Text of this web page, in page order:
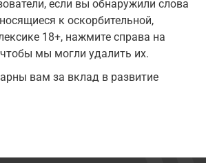
если вы обнаружили слова
к оскорбительной,
18+, нажмите справа на
мы могли удалить их.
вам за вклад в развитие